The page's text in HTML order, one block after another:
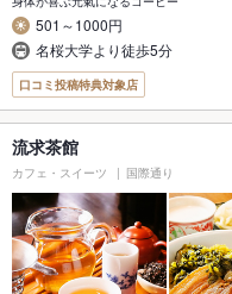
501～1000円
名桜大学より徒歩5分
口コミ投稿特典対象店
流求茶館
カフェ・スイーツ 国際通り